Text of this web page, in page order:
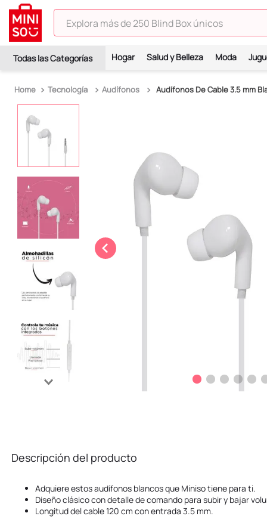
Explora más de 250 Blind Box únicos
Hogar Salud y Belleza Moda
Tecnología Audífonos Audífonos De Cable 3.5 mm
Descripción del producto
Adquiere estos audífonos blancos que Miniso tiene para ti.
Diseño clásico con detalle de comando para subir y bajar
Longitud del cable 120 cm con entrada 3.5 mm.
TÉRMINOS MÁS BUSCADOS
2.
spiderman
pokemon
llaveros
chiikawas
10. toy story